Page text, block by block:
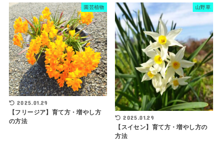
園芸植物
2025.01.29
【フリージア】育て方・増やし方
の方法
山野草
2025.01.29
【スイセン】育て方・増やし方の
方法